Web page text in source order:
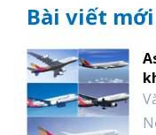
Bài viết